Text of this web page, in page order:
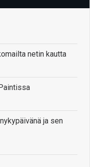
netin kautta
ja sen